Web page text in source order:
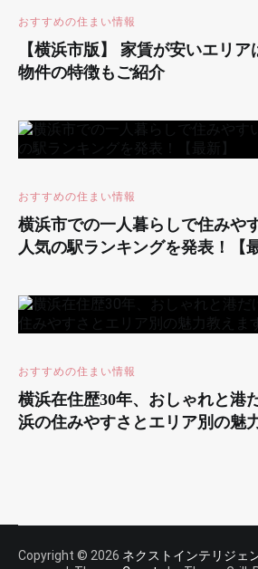
おすすめの住まい情報
【横浜市版】 家賃が安いエリ
物件の特徴もご紹介
おすすめの住まい情報
横浜市での一人暮らしで住みや
人気の駅ランキングを発表！【
おすすめの住まい情報
横浜在住歴30年、おしゃれと港
浜の住みやすさとエリア別の魅
Copyright © 2026 ネクストインテリジェ